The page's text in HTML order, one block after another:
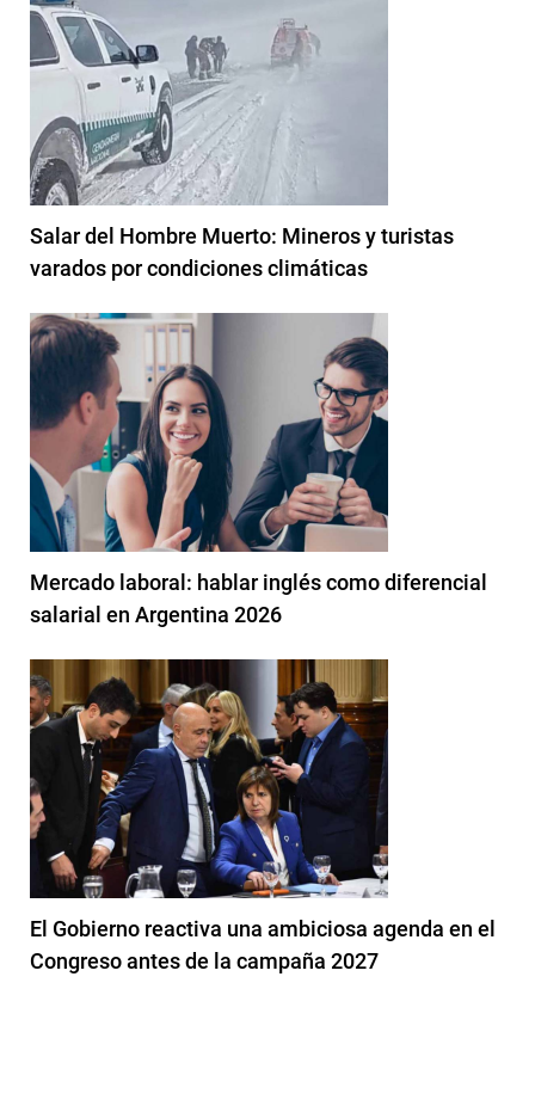
Salar del Hombre Muerto: Mineros y turistas
varados por condiciones climáticas
Mercado laboral: hablar inglés como diferencial
salarial en Argentina 2026
El Gobierno reactiva una ambiciosa agenda en el
Congreso antes de la campaña 2027